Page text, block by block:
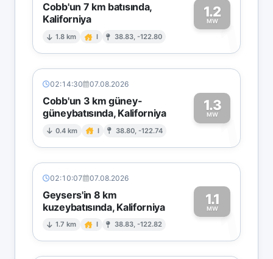
Cobb'un 7 km batısında,
Kaliforniya
1.8 km I 38.83, -122.80
1.2
MW1
02:14:30 07.08.2026
Cobb'un 3 km güney-
güneybatısında, Kaliforniya
0.4 km I 38.80, -122.74
1.3
MW1
02:10:07 07.08.2026
Geysers'in 8 km
kuzeybatısında, Kaliforniya
1.7 km I 38.83, -122.82
1.1
MW1